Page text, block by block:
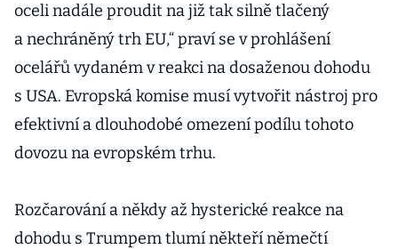
oceli nadále proudit na již tak silně tlačený
a nechráněný trh EU,“ praví se v prohlášení
ocelářů vydaném v reakci na dosaženou dohodu
s USA. Evropská komise musí vytvořit nástroj pro
efektivní a dlouhodobé omezení podílu tohoto
dovozu na evropském trhu.
Rozčarování a někdy až hysterické reakce na
dohodu s Trumpem tlumí někteří němečtí